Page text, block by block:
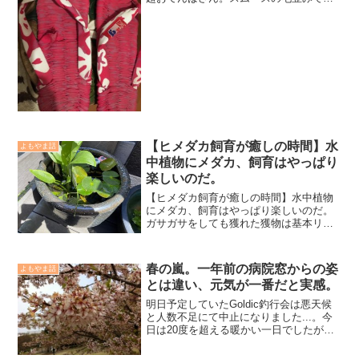
よもやま話
【ヒメダカ飼育が癒しの時間】水
中植物にメダカ、飼育はやっぱり
楽しいのだ。
【ヒメダカ飼育が癒しの時間】水中植物
にメダカ、飼育はやっぱり楽しいのだ。
ガサガサをしても獲れた獲物は基本リリ
が毎回なので次男は熱帯魚を飼いたいと
言い出した。私は過去に熱...
よもやま話
春の嵐。一年前の病院窓からの姿
とは違い、元気が一番だと実感。
明日予定していたGoldic釣行会は悪天候
と人数不足にて中止になりました...。今
日は20度を超える暖かい一日でしたが夕